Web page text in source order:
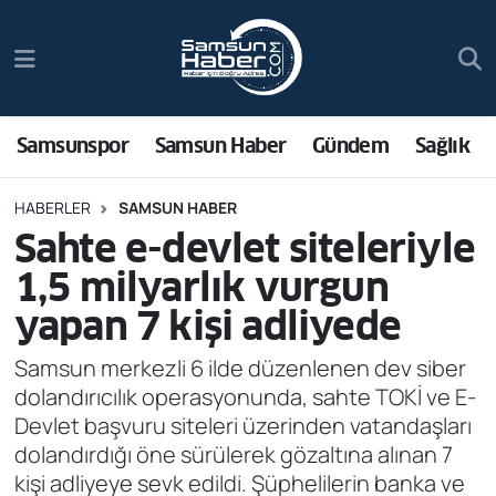
Samsunspor Samsun Haber Gündem Sağlık
HABERLER SAMSUN HABER
Sahte e-devlet siteleriyle
1,5 milyarlık vurgun
yapan 7 kişi adliyede
Samsun merkezli 6 ilde düzenlenen dev siber
dolandırıcılık operasyonunda, sahte TOKİ ve E-
Devlet başvuru siteleri üzerinden vatandaşları
dolandırdığı öne sürülerek gözaltına alınan 7
kişi adliyeye sevk edildi. Şüphelilerin banka ve
Samsun Haber
Sağlık
Asayiş
Bilim ve Teknoloji
Bölge
Dünya
Ekonomi
Trafik Durumu
Süper Lig Puan Durumu ve Fikstür
Tüm Manşetler
Son Dakika Haberleri
Haber Arşivi